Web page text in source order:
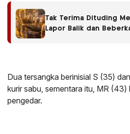
Tak Terima Dituding
Lapor Balik dan
Dua tersangka berinisial S (35)
kurir sabu, sementara itu, MR (43)
pengedar.